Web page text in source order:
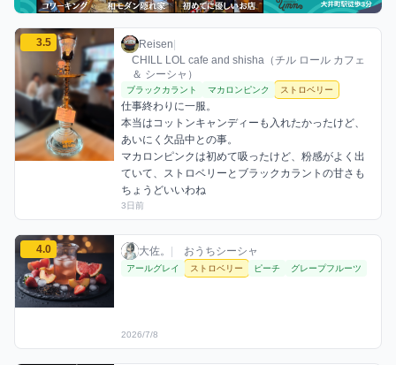
Reisenのストロベリーミックスを見る
3.5 Reisen / お店シーシャ / 2026年8月5日
Reisen
CHILL LOL cafe and shisha（チル ロール カフェ
＆ シーシャ）
利用フレーバー
ブラックカラント マカロンピンク ストロベリー
コメント
仕事終わりに一服。
本当はコットンキャンディーも入れたかったけど、
あいにく欠品中との事。
マカロンピンクは初めて吸ったけど、粉感がよく出
ていて、ストロベリーとブラックカラントの甘さも
ちょうどいいわね
評価
3日前
大佐。のストロベリーミックスを見る
4.0 大佐。 / おうちシーシャ / 2026年7月8日
大佐。 おうちシーシャ
利用フレーバー
アールグレイ ストロベリー ピーチ グレープフルーツ
評価
2026/7/8